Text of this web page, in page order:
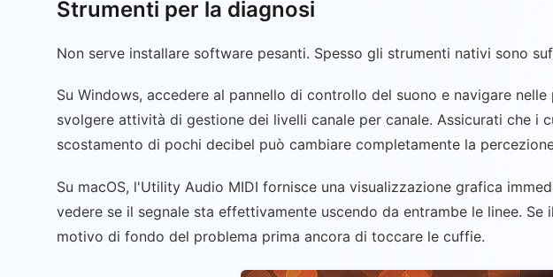
Strumenti per la diagnosi
Non serve installare software pesanti. Spesso gli strumenti nativi sono
Su Windows, accedere al pannello di controllo del suono e navigare
svolgere attività di gestione dei livelli canale per canale. Assicurati che i
scostamento di pochi decibel può cambiare completamente la
Su macOS, l'Utility Audio MIDI fornisce una visualizzazione grafica
vedere se il segnale sta effettivamente uscendo da entrambe le linee.
motivo di fondo del problema prima ancora di toccare le cuffie.